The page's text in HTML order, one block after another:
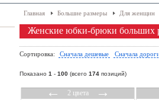
Главная Большие размеры Для женщин
Женские юбки-брюки больших
Сортировка: Сначала дешевые Сначала
Показано 1 - 100 (всего 174 позиций)
←2 цвета→